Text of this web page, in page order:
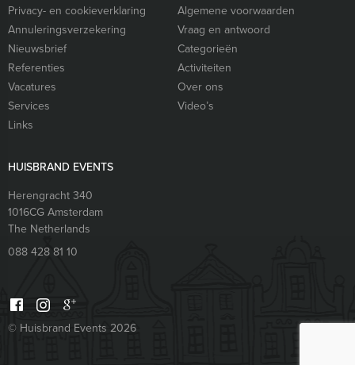
Privacy- en cookieverklaring
Algemene voorwaarden
Annuleringsverzekering
Vraag en antwoord
Nieuwsbrief
Categorieën
Referenties
Activiteiten
Vacatures
Over ons
Services
Video’s
Links
HUISBRAND EVENTS
Herengracht 340
1016CG Amsterdam
The Netherlands
088 428 81 10
© Huisbrand Events 2026